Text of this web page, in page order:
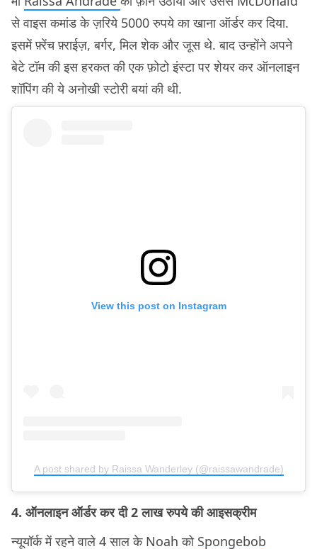
से वाइस कमांड के ज़रिये 5000 रुपये का खाना ऑर्डर कर दिया.
इसमें फ़्रेंच फ़्राईज़, बर्गर, मिल शेक और जूस थे. बाद उन्होंने अपने
बेटे टॉम की इस हरकत की एक फ़ोटो इंस्टा पर शेयर कर ऑनलाइन
शॉपिंग की ये अनोखी स्टोरी बयां की थी.
View this post on Instagram
A post shared by Raissa Wanderley (@raissawandrade)
4. ऑनलाइन ऑर्डर कर दी 2 लाख रुपये की आइसक्रीम
न्यूयॉर्क में रहने वाले 4 साल के Noah को Spongebob